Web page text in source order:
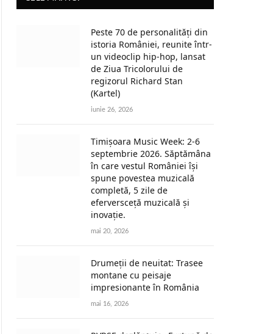
Peste 70 de personalități din
istoria României, reunite într-
un videoclip hip-hop, lansat
de Ziua Tricolorului de
regizorul Richard Stan
(Kartel)
iunie 26, 2026
Timișoara Music Week: 2-6
septembrie 2026. Săptămâna
în care vestul României își
spune povestea muzicală
completă, 5 zile de
eferversceță muzicală și
inovație.
mai 20, 2026
Drumeții de neuitat: Trasee
montane cu peisaje
impresionante în România
mai 16, 2026